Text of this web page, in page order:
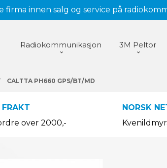
firma innen salg og service på
Radiokommunikasjon 3M Peltor
CALTTA PH660 GPS/BT/MD
over 2000,-
NORSK